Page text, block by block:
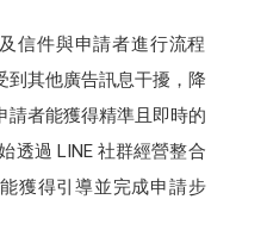
信件與申請者進行流程
到其他廣告訊息干擾，降
請者能獲得精準且即時的
透過 LINE 社群經營整合
獲得引導並完成申請步